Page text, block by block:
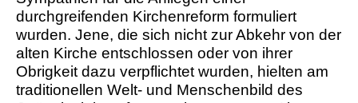
durchgreifenden Kirchenreform formuliert
wurden. Jene, die sich nicht zur Abkehr von der
alten Kirche entschlossen oder von ihrer
Obrigkeit dazu verpflichtet wurden, hielten am
traditionellen Welt- und Menschenbild des